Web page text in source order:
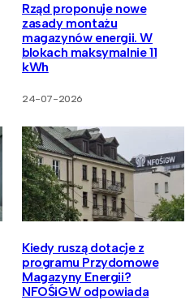
Rząd proponuje nowe
zasady montażu
magazynów energii. W
blokach maksymalnie 11
kWh
24-07-2026
Kiedy ruszą dotacje z
programu Przydomowe
Magazyny Energii?
NFOŚiGW odpowiada